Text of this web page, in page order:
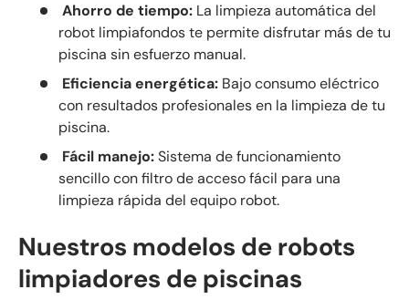
Ahorro de tiempo: La limpieza automática del
robot limpiafondos te permite disfrutar más de tu
piscina sin esfuerzo manual.
Eficiencia energética: Bajo consumo eléctrico
con resultados profesionales en la limpieza de tu
piscina.
Fácil manejo:Sistema de funcionamiento
sencillo con filtro de acceso fácil para una
limpieza rápida del equipo robot.
Nuestros modelos de robots
limpiadores de piscinas